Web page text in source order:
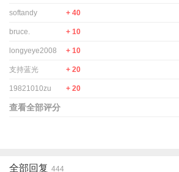
softandy + 40
bruce. + 10
longyeye2008 + 10
支持蓝光 + 20
19821010zu + 20
查看全部评分
全部回复 444